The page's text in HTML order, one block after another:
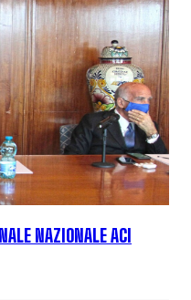
NAZIONALE ACI